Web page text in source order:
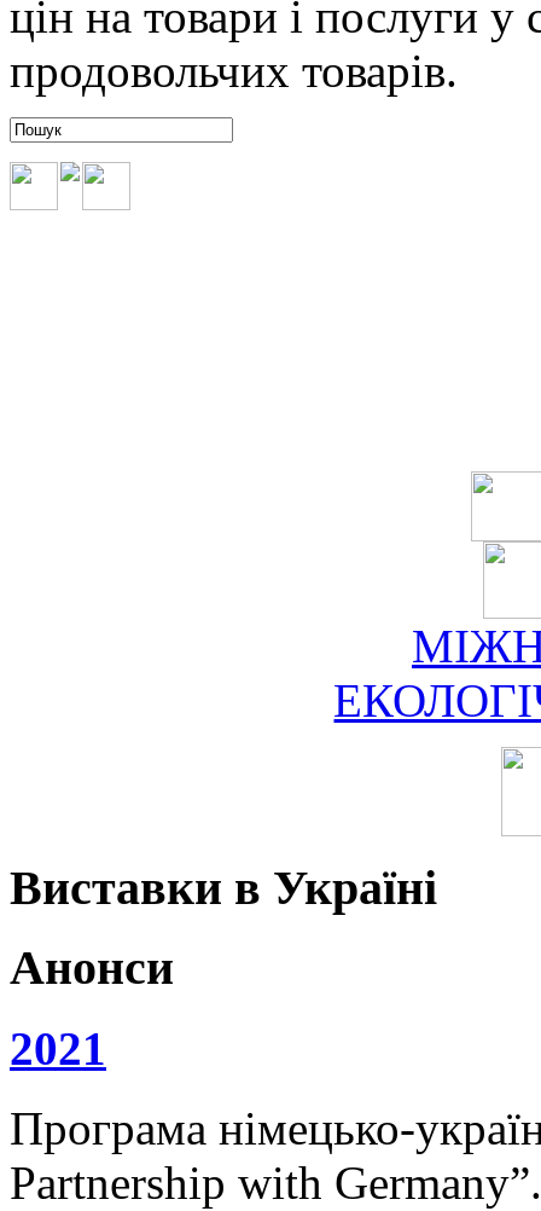
цін на товари і послуги у
продовольчих товарів.
Виставки в Україні
Анонси
2021
Програма німецько-
Partnership with